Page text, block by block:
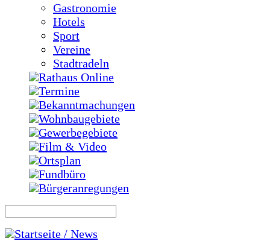
Gastronomie
Hotels
Sport
Vereine
Stadtradeln
Rathaus Online
Termine
Bekanntmachungen
Wohnbaugebiete
Gewerbegebiete
Film & Video
Ortsplan
Fundbüro
Bürgeranregungen
Startseite / News